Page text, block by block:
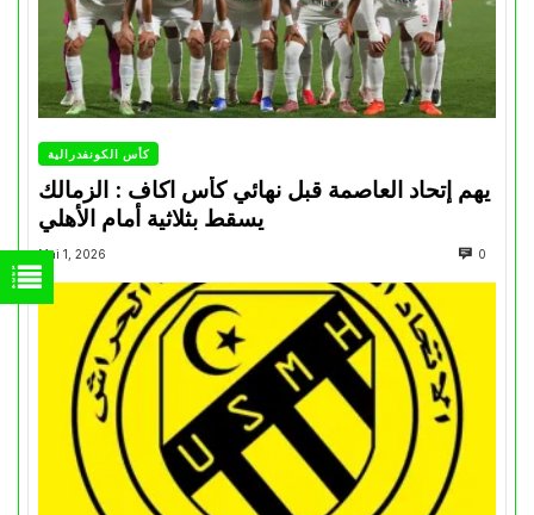
كأس الكونفدرالية
يهم إتحاد العاصمة قبل نهائي كأس اكاف : الزمالك
Mai 1, 2026 0